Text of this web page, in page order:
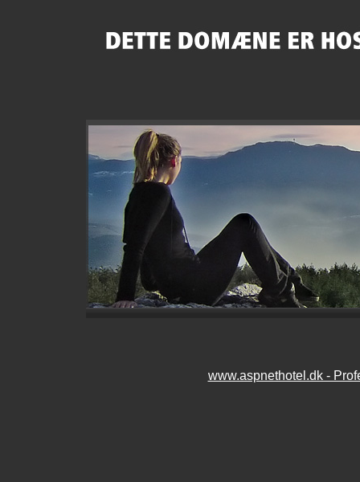
www.aspnethotel.dk -